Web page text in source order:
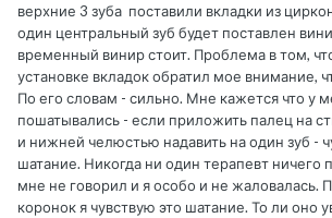
верхние 3 зуба поставили вкладки из
один центральный зуб будет поставлен
временный винир стоит. Проблема в том,
установке вкладок обратил мое внимание,
По его словам - сильно. Мне кажется что у
пошатывались - если приложить палец на
и нижней челюстью надавить на один зуб -
шатание. Никогда ни один терапевт ничего
мне не говорил и я особо и не жаловалась.
коронок я чувствую это шатание. То ли оно